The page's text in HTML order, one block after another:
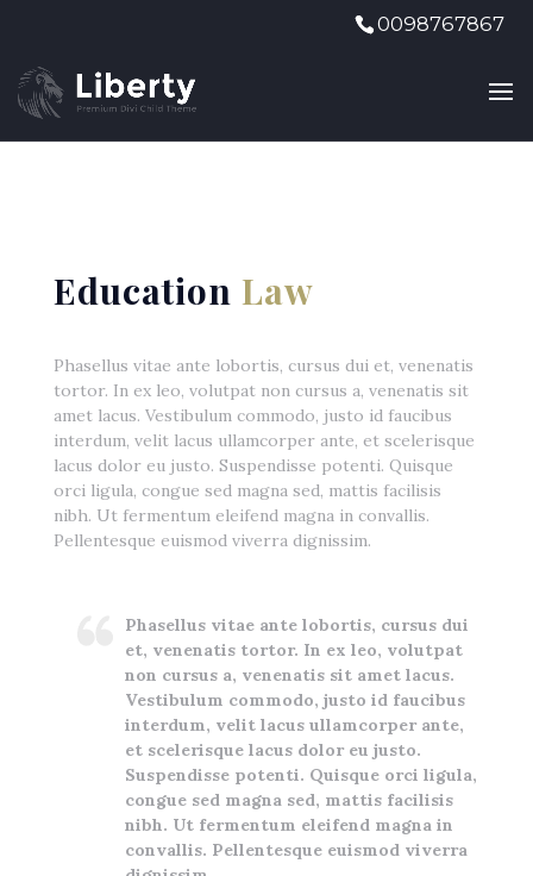
0098767867
Education Law
Phasellus vitae ante lobortis, cursus dui et, venenatis
tortor. In ex leo, volutpat non cursus a, venenatis sit
amet lacus. Vestibulum commodo, justo id faucibus
interdum, velit lacus ullamcorper ante, et scelerisque
lacus dolor eu justo. Suspendisse potenti. Quisque
orci ligula, congue sed magna sed, mattis facilisis
nibh. Ut fermentum eleifend magna in convallis.
Pellentesque euismod viverra dignissim.
Phasellus vitae ante lobortis, cursus dui
et, venenatis tortor. In ex leo, volutpat
non cursus a, venenatis sit amet lacus.
Vestibulum commodo, justo id faucibus
interdum, velit lacus ullamcorper ante,
et scelerisque lacus dolor eu justo.
Suspendisse potenti. Quisque orci ligula,
congue sed magna sed, mattis facilisis
nibh. Ut fermentum eleifend magna in
convallis. Pellentesque euismod viverra